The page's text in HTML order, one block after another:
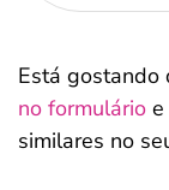
Está gostando
no formulário
similares no